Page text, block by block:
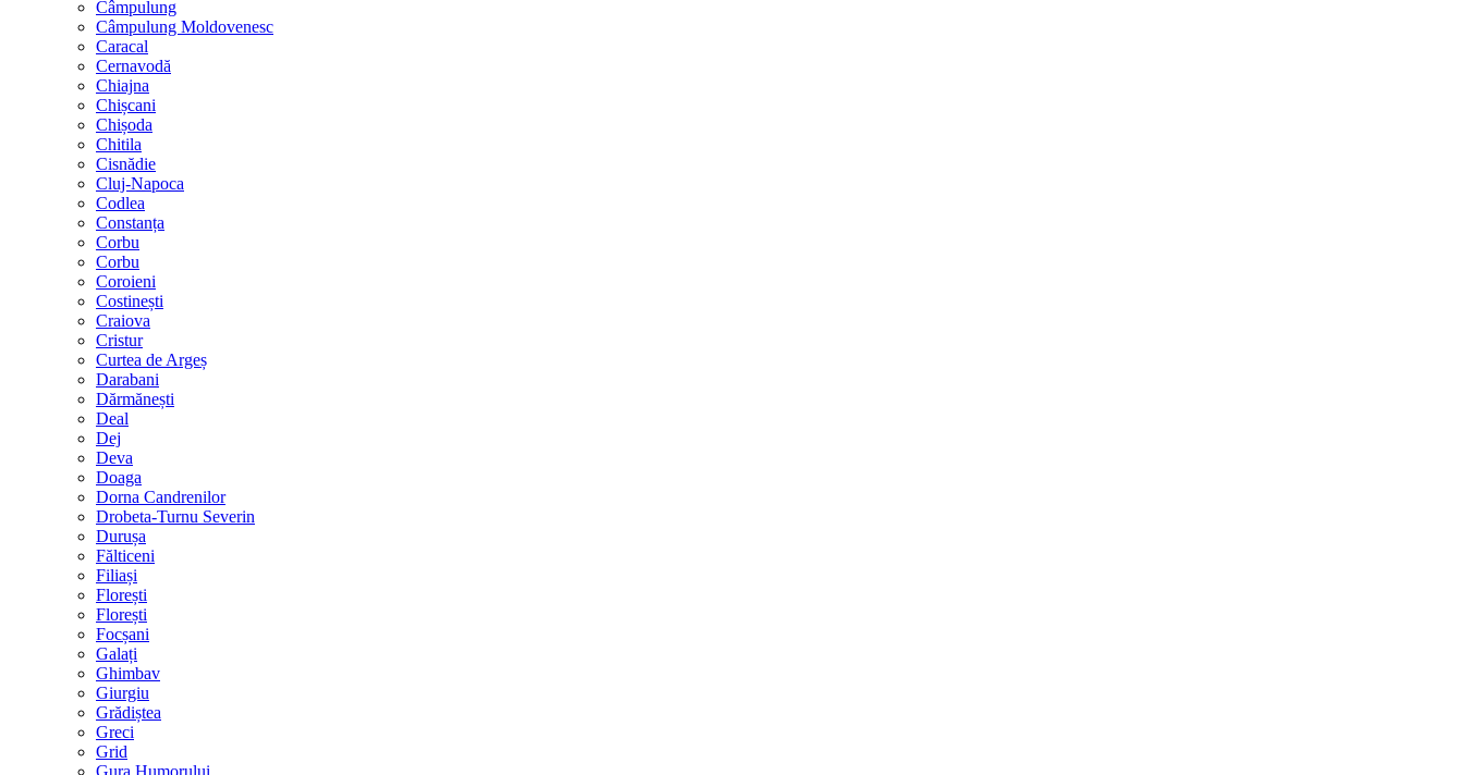
Câmpulung
Câmpulung Moldovenesc
Caracal
Cernavodă
Chiajna
Chișcani
Chișoda
Chitila
Cisnădie
Cluj-Napoca
Codlea
Constanța
Corbu
Corbu
Coroieni
Costinești
Craiova
Cristur
Curtea de Argeș
Darabani
Dărmănești
Deal
Dej
Deva
Doaga
Dorna Candrenilor
Drobeta-Turnu Severin
Durușa
Fălticeni
Filiași
Florești
Florești
Focșani
Galați
Ghimbav
Giurgiu
Grădiștea
Greci
Grid
Gura Humorului